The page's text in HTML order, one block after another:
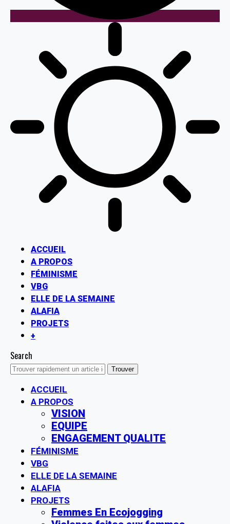
ACCUEIL
A PROPOS
FÉMINISME
VBG
ELLE DE LA SEMAINE
ALAFIA
PROJETS
+
Search
ACCUEIL
A PROPOS
VISION
EQUIPE
ENGAGEMENT QUALITE
FÉMINISME
VBG
ELLE DE LA SEMAINE
ALAFIA
PROJETS
Femmes En Ecojogging